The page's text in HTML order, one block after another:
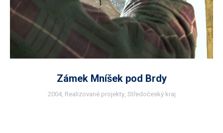
Zámek Mníšek pod Brdy
2004, Realizované projekty, Středočeský kraj